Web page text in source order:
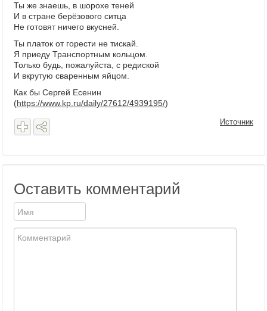
Ты же знаешь, в шорохе теней
И в стране берёзового ситца
Не готовят ничего вкусней.
Ты платок от горести не тискай.
Я приеду Транспортным кольцом.
Только будь, пожалуйста, с редиской
И вкрутую сваренным яйцом.
Как бы Сергей Есенин
(https://www.kp.ru/daily/27612/4939195/)
Источник
Оставить комментарий